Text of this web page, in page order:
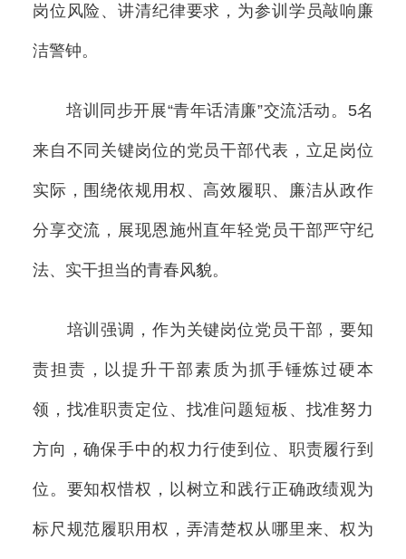
岗位风险、讲清纪律要求，为参训学员敲响廉
洁警钟。
培训同步开展“青年话清廉”交流活动。5名
来自不同关键岗位的党员干部代表，立足岗位
实际，围绕依规用权、高效履职、廉洁从政作
分享交流，展现恩施州直年轻党员干部严守纪
法、实干担当的青春风貌。
培训强调，作为关键岗位党员干部，要知
责担责，以提升干部素质为抓手锤炼过硬本
领，找准职责定位、找准问题短板、找准努力
方向，确保手中的权力行使到位、职责履行到
位。要知权惜权，以树立和践行正确政绩观为
标尺规范履职用权，弄清楚权从哪里来、权为